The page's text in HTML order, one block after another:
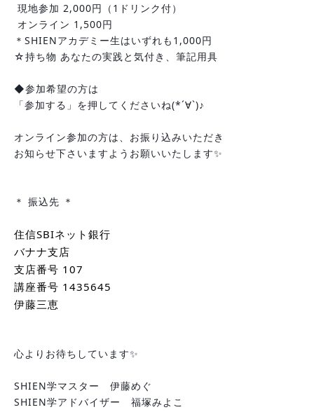
現地参加 2,000円（1ドリンク付）
オンライン 1,500円
＊SHIENアカデミー生はいずれも1,000円
☆持ち物 あなたの実践と気付き、筆記用具
◆参加希望の方は
「参加する」を押してくださいね(*´∀`)♪
オンライン参加の方は、お振り込みいただき
お知らせ下さいますようお願いいたします✨
＊ 振込先 ＊
住信SBIネット銀行
バナナ支店
支店番号 107
講座番号 1435645
伊藤三恵
心よりお待ちしています✨
SHIEN学マスター　伊藤めぐ
SHIEN学アドバイザー　福塚みよこ